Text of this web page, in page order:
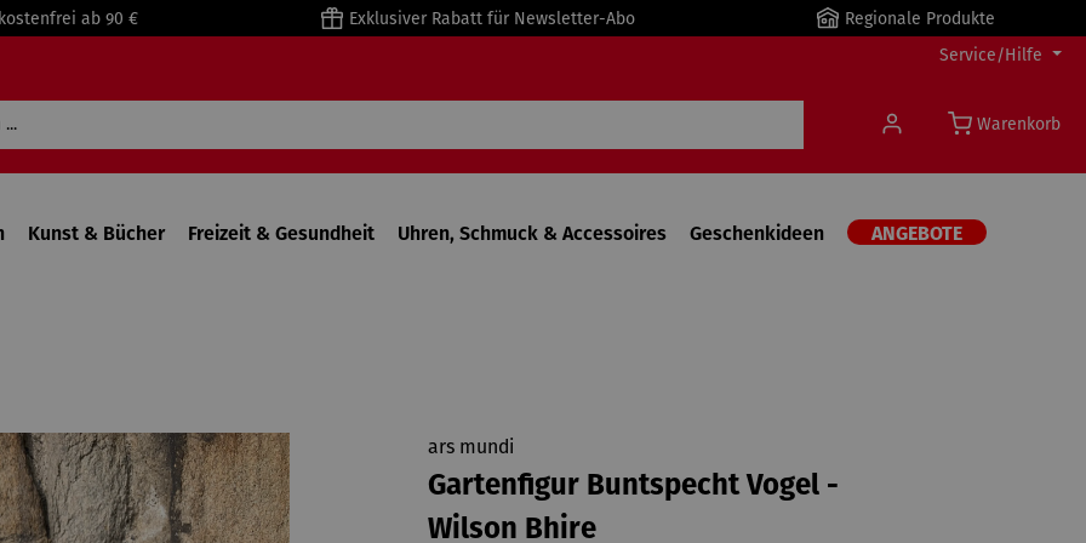
ab 90 € Exklusiver Rabatt für Newsletter-Abo
Regionale Produkte
Service/Hilfe
Warenkorb
Kunst & Bücher Freizeit & Gesundheit Uhren, Schmuck & Accessoires Geschenkideen ANGEBOTE
ars mundi
Gartenfigur Buntspecht Vogel -
Wilson Bhire